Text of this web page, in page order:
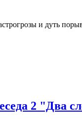
и дуть
2 "Два